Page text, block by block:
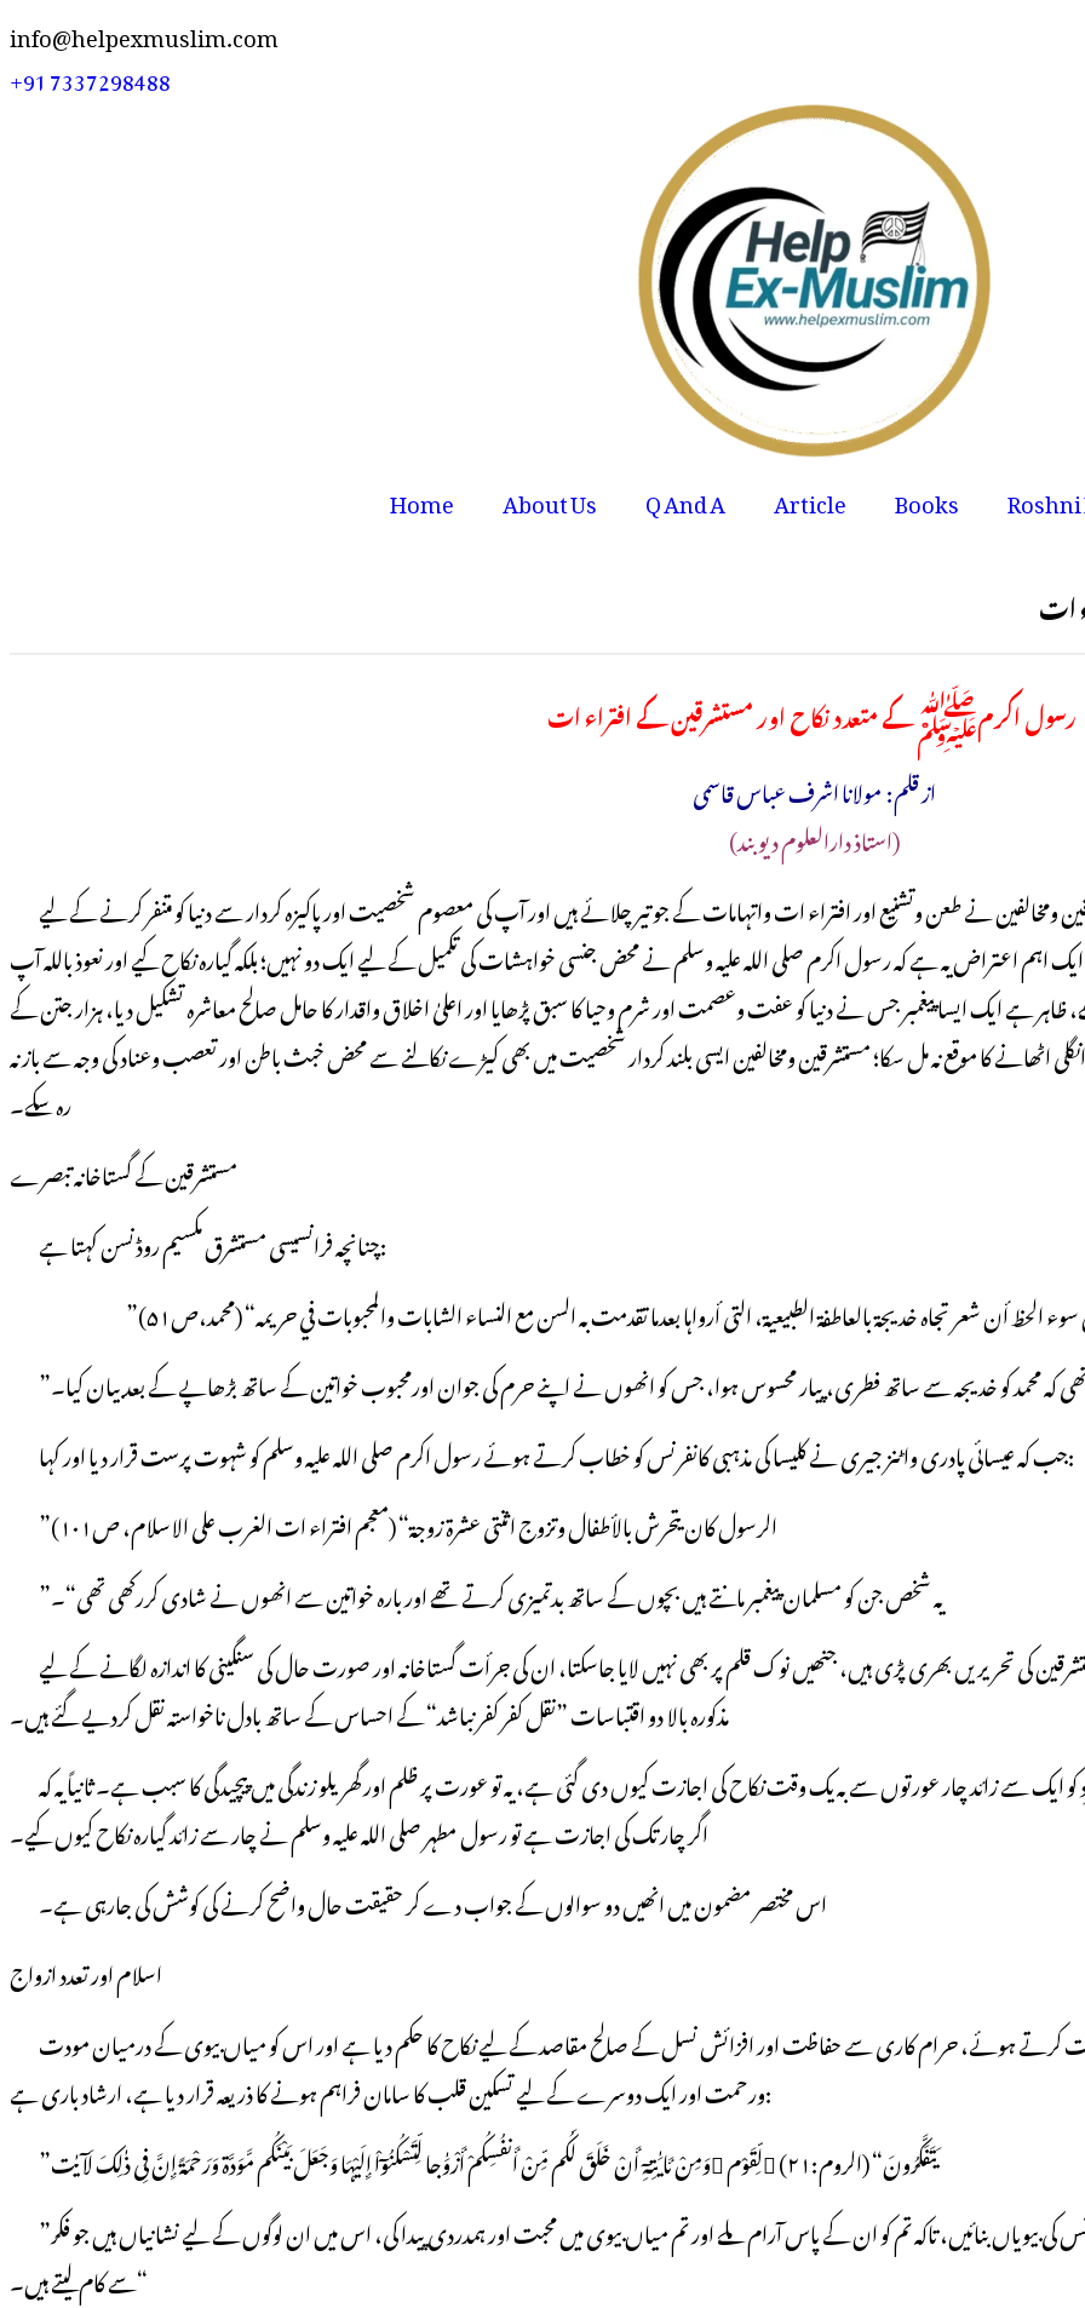
info@helpexmuslim.com
+91 7337298488
Home About Us Q And A Article Books
ات
از قلم: مولانا اشرف عباس قاسمی
(استاذ دارالعلوم دیوبند)
اعتراض یہ ہے کہ رسول اکرم صلی اللہ علیہ وسلم نے محض جنسی خواہشات کی تکمیل کے لیے ایک دو نہیں؛ بلکہ گیارہ نکاح کیے اور نعوذ باللہ آپ
ہے ایک ایسا پیغمبر جس نے دنیا کو عفت وعصمت اور شرم وحیا کا سبق پڑھایا اور اعلیٰ اخلاق واقدار کا حامل صالح معاشرہ تشکیل دیا، ہزار جتن کے
انگلی اٹھانے کا موقع نہ مل سکا؛ مستشرقین ومخالفین ایسی بلند کردار شخصیت میں بھی کیڑے نکالنے سے محض خبث باطن اور تعصب وعناد کی وجہ سے باز نہ
رہ سکے۔
مستشرقین کے گستاخانہ تبصرے
چنانچہ فرانسیسی مستشرق مکسیم روڈنسن کہتا ہے:
الحظ أن شعر تجاہ خدیجة بالعاطفة الطبیعیة، التی أرواہا بعدما تقدمت بہ السن مع النساء الشابات والمحبوبات في حریمہ“ (محمد،ص۵۱)
جب کہ عیسائی پادری واٹنز جیری نے کلیسا کی مذہبی کانفرنس کو خطاب کرتے ہوئے رسول اکرم صلی اللہ علیہ وسلم کو شہوت پرست قرار دیا اور کہا:
”الرسول کان یتحرش بالأطفال وتزوج اثنتی عشرة زوجة“ (معجم افتراء ات الغرب علی الاسلام، ص۱۰۱)
”یہ شخص جن کو مسلمان پیغمبر مانتے ہیں بچوں کے ساتھ بدتمیزی کرتے تھے اور بارہ خواتین سے انھوں نے شادی کررکھی تھی“۔
مذکورہ بالا دو اقتباسات ”نقل کفر کفر نباشد“ کے احساس کے ساتھ بادل ناخواستہ نقل کردیے گئے ہیں۔
اگر چار تک کی اجازت ہے تو رسول مطہر صلی اللہ علیہ وسلم نے چار سے زائد گیارہ نکاح کیوں کیے۔
اس مختصر مضمون میں انھیں دو سوالوں کے جواب دے کر حقیقت حال واضح کرنے کی کوشش کی جارہی ہے۔
اسلام اور تعدد ازواج
ورحمت اور ایک دوسرے کے لیے تسکین قلب کا سامان فراہم ہونے کا ذریعہ قرار دیا ہے، ارشاد باری ہے:
”وَمِنْ ئَایَٰتِہِٓ أَنْ خَلَقَ لَکُم مِّنْ أَنفُسِکُمْ أَزْوَٰجا لِّتَسْکُنُوٓاْ إِلَیْہَا وَجَعَلَ بَیْنَکُم مَّوَدَّة وَرَحْمَةً إِنَّ فِی ذٰلِکَ لَآیٰت لِّقَوْم یَتَفَکَّرُونَ“ (الروم:۲۱)
”اور اسی کی نشانیوں میں سے یہ ہے کہ اس نے تمہارے واسطے تمہاری جنس کی بیویاں بنائیں، تاکہ تم کو ان کے پاس آرام ملے اور تم میاں بیوی میں محبت اور ہمدردی پیدا کی، اس میں ان لوگوں کے لیے نشانیاں ہیں جو فکر
سے کام لیتے ہیں۔“